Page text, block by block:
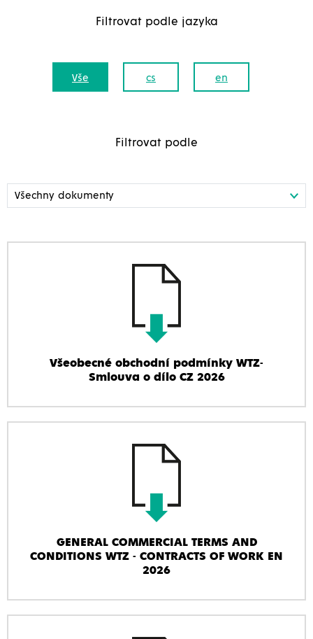
Filtrovat podle jazyka
Vše cs en
Filtrovat podle
Všeobecné obchodní podmínky WTZ-
Smlouva o dílo CZ 2026
GENERAL COMMERCIAL TERMS AND
CONDITIONS WTZ - CONTRACTS OF WORK EN
2026